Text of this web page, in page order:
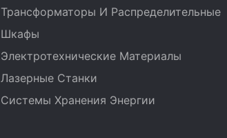
Трансформаторы И Распределительные
Шкафы
Электротехнические Материалы
Лазерные Станки
Системы Хранения Энергии